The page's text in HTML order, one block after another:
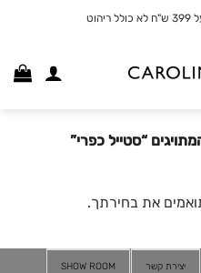
“סטייל כפרי”
את בחירתך.
יצירת קשר SHOW ROOM